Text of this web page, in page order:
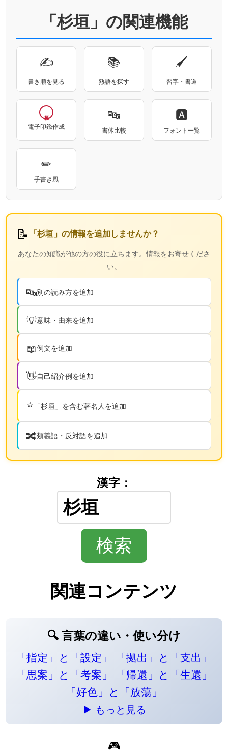
「杉垣」の関連機能
✍
書き順を見る
📚
熟語を探す
🖌
習字・書道
電子印鑑作成
🔤
書体比較
🅰
フォント一覧
✏
手書き風
📝 「杉垣」の情報を追加しませんか？
あなたの知識が他の方の役に立ちます。情報をお寄せくださ
い。
🔤別の読み方を追加
💡意味・由来を追加
📖例文を追加
👋自己紹介例を追加
⭐ 「杉垣」を含む著名人を追加
🔀類義語・反対語を追加
漢字：
関連コンテンツ
🔍 言葉の違い・使い分け
「指定」と「設定」
「拠出」と「支出」
「思案」と「考案」
「帰還」と「生還」
「好色」と「放蕩」
▶ もっと見る
🎮